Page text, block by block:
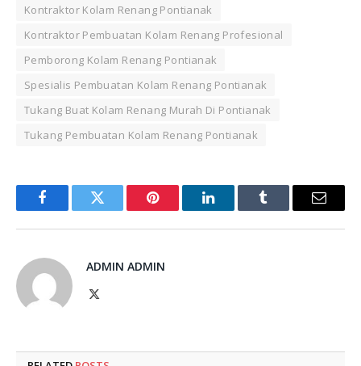
Kontraktor Kolam Renang Pontianak
Kontraktor Pembuatan Kolam Renang Profesional
Pemborong Kolam Renang Pontianak
Spesialis Pembuatan Kolam Renang Pontianak
Tukang Buat Kolam Renang Murah Di Pontianak
Tukang Pembuatan Kolam Renang Pontianak
FacebookTwitter Pinterest LinkedInTumblr Email
ADMIN ADMIN